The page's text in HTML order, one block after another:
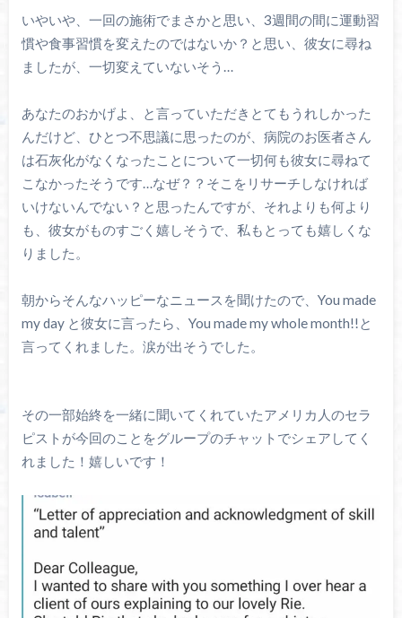
いやいや、一回の施術でまさかと思い、3週間の間に運動習
慣や食事習慣を変えたのではないか？と思い、彼女に尋ね
ましたが、一切変えていないそう…
あなたのおかげよ、と言っていただきとてもうれしかった
んだけど、ひとつ不思議に思ったのが、病院のお医者さん
は石灰化がなくなったことについて一切何も彼女に尋ねて
こなかったそうです…なぜ？？そこをリサーチしなければ
いけないんでない？と思ったんですが、それよりも何より
も、彼女がものすごく嬉しそうで、私もとっても嬉しくな
りました。
朝からそんなハッピーなニュースを聞けたので、You made
my day と彼女に言ったら、You made my whole month!!と
言ってくれました。涙が出そうでした。
その一部始終を一緒に聞いてくれていたアメリカ人のセラ
ピストが今回のことをグループのチャットでシェアしてく
れました！嬉しいです！